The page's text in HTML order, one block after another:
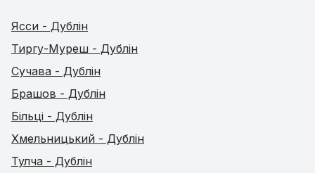
Ясси - Дублін
Тиргу-Муреш - Дублін
Сучава - Дублін
Брашов - Дублін
Більці - Дублін
Хмельницький - Дублін
Тулча - Дублін